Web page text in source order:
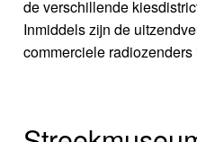
de verschillende
Inmiddels zijn de
commerciele radiozenders